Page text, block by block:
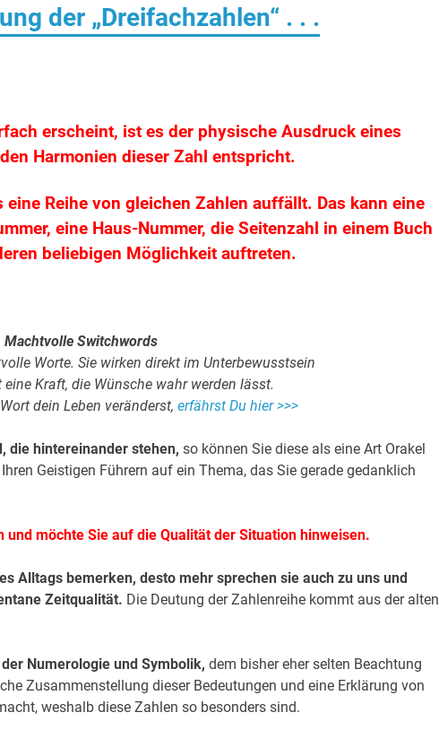
der „Dreifachzahlen“ . . .
erscheint, ist es der physische Ausdruck eines
Harmonien dieser Zahl entspricht.
Reihe von gleichen Zahlen auffällt. Das kann eine
eine Haus-Nummer, die Seitenzahl in einem Buch
beliebigen Möglichkeit auftreten.
Machtvolle Switchwords
Worte. Sie wirken direkt im Unterbewusstsein
eine Kraft, die Wünsche wahr werden lässt.
dein Leben veränderst,erfährst Du hier >>>
die hintereinander stehen, so können Sie diese als eine Art Orakel
Geistigen Führern auf ein Thema, das Sie gerade gedanklich
und möchte Sie auf die Qualität der Situation hinweisen.
Alltags bemerken, desto mehr sprechen sie auch zu uns und
Zeitqualität. Die Deutung der Zahlenreihe kommt aus der alten
Numerologie und Symbolik, dem bisher eher selten Beachtung
Zusammenstellung dieser Bedeutungen und eine Erklärung von
weshalb diese Zahlen so besonders sind.